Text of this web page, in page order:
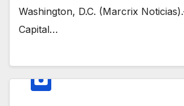
Washington, D.C. (Marcrix
Capital…